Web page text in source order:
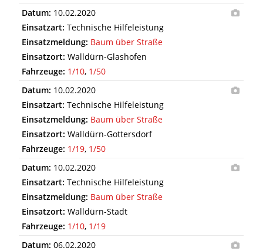
Datum: 10.02.2020
Einsatzart: Technische Hilfeleistung
Einsatzmeldung: Baum über Straße
Einsatzort: Walldürn-Glashofen
Fahrzeuge: 1/10, 1/50
Datum: 10.02.2020
Einsatzart: Technische Hilfeleistung
Einsatzmeldung: Baum über Straße
Einsatzort: Walldürn-Gottersdorf
Fahrzeuge: 1/19, 1/50
Datum: 10.02.2020
Einsatzart: Technische Hilfeleistung
Einsatzmeldung: Baum über Straße
Einsatzort: Walldürn-Stadt
Fahrzeuge: 1/10, 1/19
Datum: 06.02.2020